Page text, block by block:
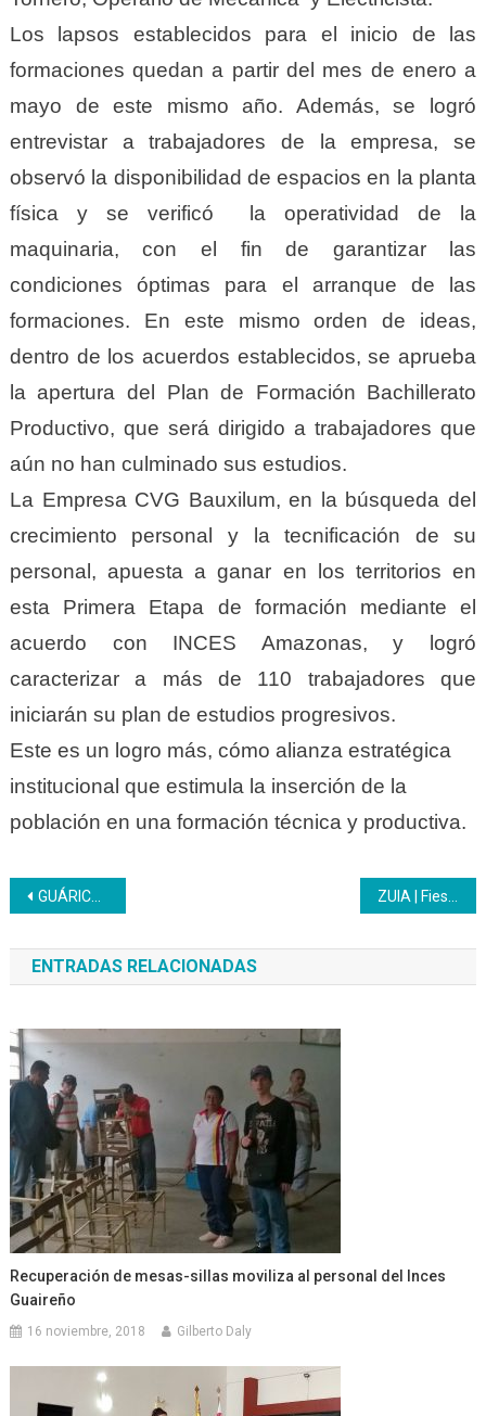
Los lapsos establecidos para el inicio de las
formaciones quedan a partir del mes de enero a
mayo de este mismo año. Además, se logró
entrevistar a trabajadores de la empresa, se
observó la disponibilidad de espacios en la planta
física y se verificó la operatividad de la
maquinaria, con el fin de garantizar las
condiciones óptimas para el arranque de las
formaciones. En este mismo orden de ideas,
dentro de los acuerdos establecidos, se aprueba
la apertura del Plan de Formación Bachillerato
Productivo, que será dirigido a trabajadores que
aún no han culminado sus estudios.
La Empresa CVG Bauxilum, en la búsqueda del
crecimiento personal y la tecnificación de su
personal, apuesta a ganar en los territorios en
esta Primera Etapa de formación mediante el
acuerdo con INCES Amazonas, y logró
caracterizar a más de 110 trabajadores que
iniciarán su plan de estudios progresivos.
Este es un logro más, cómo alianza estratégica
institucional que estimula la inserción de la
población en una formación técnica y productiva.
Navegación
de
entradas
GUÁRICO | Inces sigue la ruta para transformar al país
ENTRADAS RELACIONADAS
Recuperación de mesas-sillas moviliza al personal del Inces
Guaireño
16 noviembre, 2018 Gilberto Daly